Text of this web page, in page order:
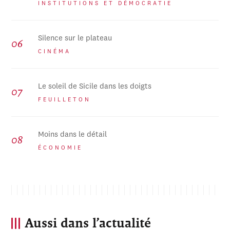
INSTITUTIONS ET DÉMOCRATIE
Silence sur le plateau
CINÉMA
Le soleil de Sicile dans les doigts
FEUILLETON
Moins dans le détail
ÉCONOMIE
Aussi dans l’actualité